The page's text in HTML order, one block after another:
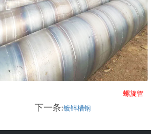
螺旋管
下一条:镀锌槽钢